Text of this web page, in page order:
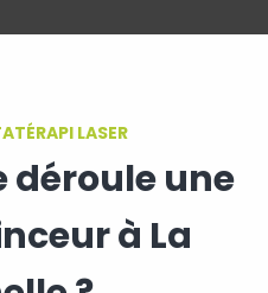
LASER
déroule une
à La